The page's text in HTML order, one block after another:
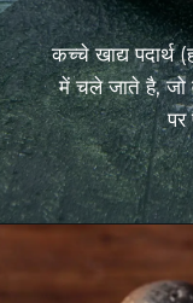
कच्चे खाद्य पदार्थ
में चले जाते है,